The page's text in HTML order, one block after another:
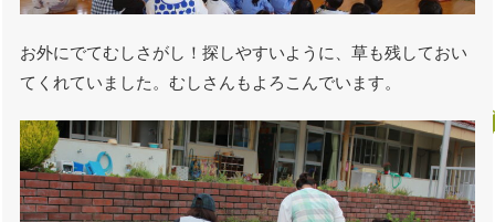
お外にでてむしさがし！探しやすいように、草も残しておい
てくれていました。むしさんもよろこんでいます。